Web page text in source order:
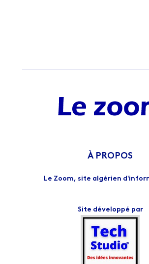
À PROPOS
Le Zoom, site algérien
Site développé par